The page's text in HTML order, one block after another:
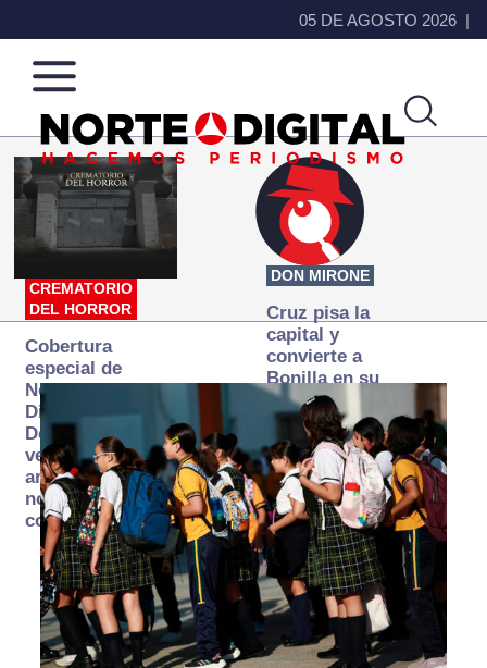
05 DE AGOSTO 2026
Norte
de
Ciudad
Más
que
noticias,
hacemos periodismo
CREMATORIO
DEL HORROR
Cobertura
especial de
Norte
Digital:
Donde la
verdad
arde… pero
no se
consume
DON MIRONE
Cruz pisa la
capital y
convierte a
Bonilla en su
primer blanco